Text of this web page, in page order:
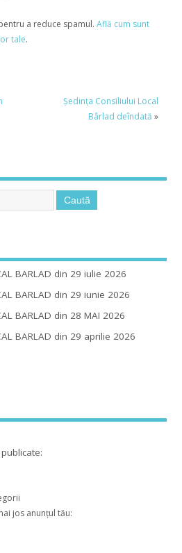
a reduce spamul. Află cum sunt
tale.
Şedinţa Consiliului Local
Bârlad deîndată »
BARLAD din 29 iulie 2026
BARLAD din 29 iunie 2026
BARLAD din 28 MAI 2026
BARLAD din 29 aprilie 2026
jos anunțul tău: